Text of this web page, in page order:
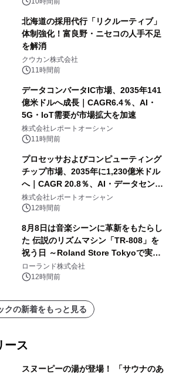
北海道の採用代行「リクルーティブ」
体制強化！富良野・ニセコの人手不足
を解消
クウカン株式会社
11時間前
データコンバータIC市場、2035年141
億米ドルへ成長｜CAGR6.4％、AI・
5G・IoT需要が市場拡大を加速
株式会社レポートオーシャン
11時間前
プロセッサおよびコンピューティング
チップ市場、2035年に1,230億米ドル
へ｜CAGR 20.8％、AI・データセンタ
ー需要が成長を牽引
株式会社レポートオーシャン
12時間前
8月8日は音楽シーンに革新をもたらし
た 伝説のリズムマシン「TR-808」を
祝う日 ～Roland Store Tokyoで実機
を展示しての 記念キャンペーンを開
催 英国ラジオ「NTS」の 特別プログ
アーティストを フィーチャーしたアニ
メーションを公開～
ローランド株式会社
12時間前
クの新着をもっと見る
ース
スヌーピーの湯が登場！ 「サウナのあ